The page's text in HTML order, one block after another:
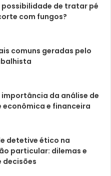
possibilidade de tratar pé
com fungos?
comuns geradas pelo
importância da análise de
e financeira
detetive ético na
particular: dilemas e
decisões